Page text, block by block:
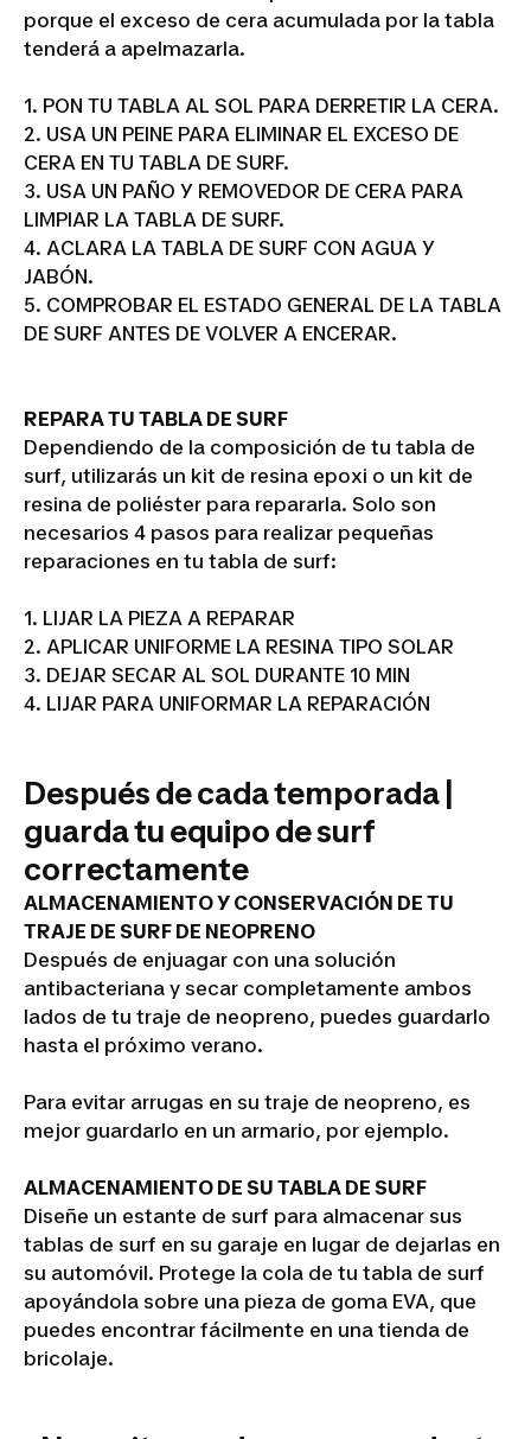
porque el exceso de cera acumulada por la tabla
tenderá a apelmazarla.
1. PON TU TABLA AL SOL PARA DERRETIR LA CERA.
2. USA UN PEINE PARA ELIMINAR EL EXCESO DE
CERA EN TU TABLA DE SURF.
3. USA UN PAÑO Y REMOVEDOR DE CERA PARA
LIMPIAR LA TABLA DE SURF.
4. ACLARA LA TABLA DE SURF CON AGUA Y
JABÓN.
5. COMPROBAR EL ESTADO GENERAL DE LA TABLA
DE SURF ANTES DE VOLVER A ENCERAR.
REPARA TU TABLA DE SURF
Dependiendo de la composición de tu tabla de
surf, utilizarás un kit de resina epoxi o un kit de
resina de poliéster para repararla. Solo son
necesarios 4 pasos para realizar pequeñas
reparaciones en tu tabla de surf:
1. LIJAR LA PIEZA A REPARAR
2. APLICAR UNIFORME LA RESINA TIPO SOLAR
3. DEJAR SECAR AL SOL DURANTE 10 MIN
4. LIJAR PARA UNIFORMAR LA REPARACIÓN
Después de cada temporada |
guarda tu equipo de surf
correctamente
ALMACENAMIENTO Y CONSERVACIÓN DE TU
TRAJE DE SURF DE NEOPRENO
Después de enjuagar con una solución
antibacteriana y secar completamente ambos
lados de tu traje de neopreno, puedes guardarlo
hasta el próximo verano.
Para evitar arrugas en su traje de neopreno, es
mejor guardarlo en un armario, por ejemplo.
ALMACENAMIENTO DE SU TABLA DE SURF
Diseñe un estante de surf para almacenar sus
tablas de surf en su garaje en lugar de dejarlas en
su automóvil. Protege la cola de tu tabla de surf
apoyándola sobre una pieza de goma EVA, que
puedes encontrar fácilmente en una tienda de
bricolaje.